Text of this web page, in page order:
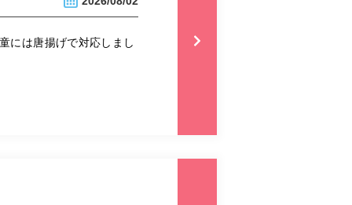
には唐揚げで対応しまし